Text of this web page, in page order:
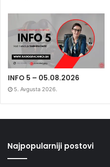
INFO 5 – 05.08.2026
5. Avgusta 2026.
Najpopularniji postovi